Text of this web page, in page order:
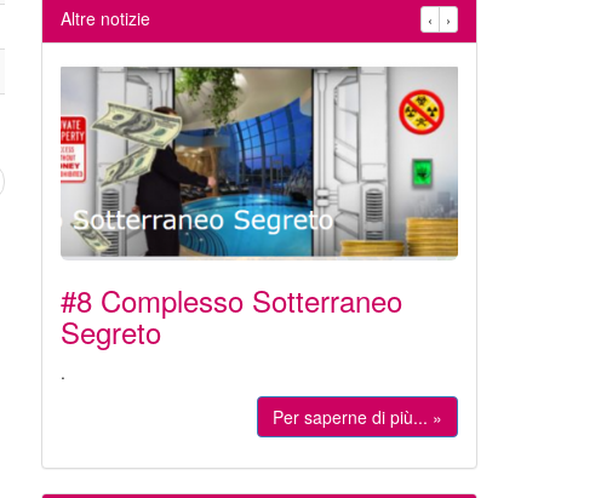
Altre notizie ‹ ›
#8 Complesso Sotterraneo
Segreto
.
Per saperne di più... »